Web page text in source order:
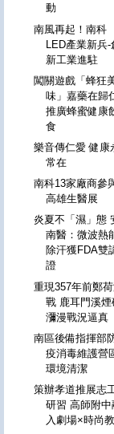
動
南風再起！南科
LED產業新兵-
新工業進駐
闖關遊戲「蜂狂
味」嘉藥在歸
推廣蜂蜜健康
食
樂音傳仁愛 健康
常在
南科13家廠商參
高雄生醫展
炎夏不「濕」態
南醫：微波熱
除汗獲FDA雙
證
重現357年前鄭
戰 鹿耳門溪煙
瀰漫戰況逼真
南區後備指揮部
疫消毒維護營
環境清潔
策辦孝道推展志
研習 高師附中
入劇場×時尚